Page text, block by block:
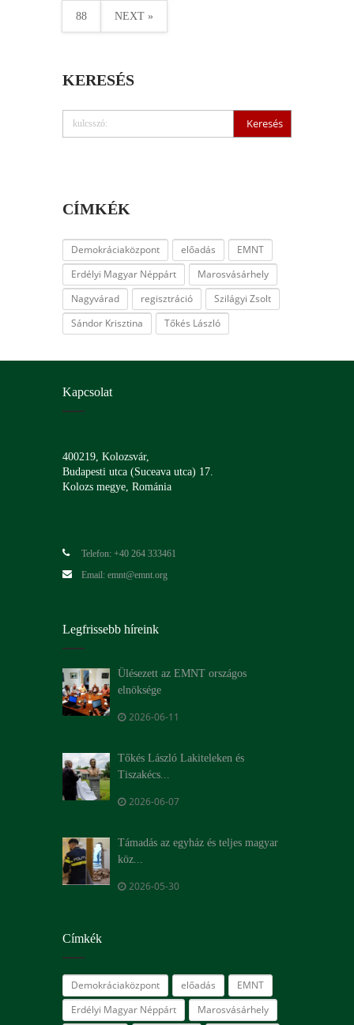
88 NEXT »
KERESÉS
CÍMKÉK
Demokráciaközpont előadás
EMNT
Erdélyi Magyar Néppárt
Marosvásárhely
Nagyvárad
regisztráció
Szilágyi Zsolt
Sándor Krisztina
Tőkés László
Kapcsolat
400219, Kolozsvár,
Budapesti utca (Suceava utca) 17.
Kolozs megye, Románia
Telefon: +40 264 333461
Email: emnt@emnt.org
Legfrissebb híreink
Ülésezett az EMNT országos
elnöksége
2026-06-11
Tőkés László Lakiteleken és
Tiszakécs...
2026-06-07
Támadás az egyház és teljes magyar
köz...
2026-05-30
Címkék
Demokráciaközpont előadás
EMNT
Erdélyi Magyar Néppárt
Marosvásárhely